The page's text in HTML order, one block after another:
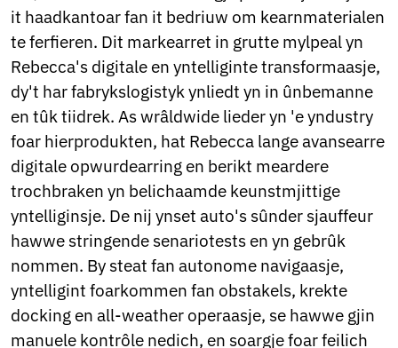
Persian
Punjabi
Serbian
Sesotho
Sinhala
Slovak
Slovenian
Somali
Samoan
Scots Gaelic
Shona
Sindhi
Sundanese
Swahili
Tajik
Tamil
Telugu
it haadkantoar fan it bedriuw om kearnmaterialen
te ferfieren. Dit markearret in grutte mylpeal yn
Rebecca's digitale en yntelliginte transformaasje,
dy't har fabrykslogistyk ynliedt yn in ûnbemanne
en tûk tiidrek. As wrâldwide lieder yn 'e yndustry
foar hierprodukten, hat Rebecca lange avansearre
digitale opwurdearring en berikt meardere
trochbraken yn belichaamde keunstmjittige
yntelliginsje. De nij ynset auto's sûnder sjauffeur
hawwe stringende senariotests en yn gebrûk
nommen. By steat fan autonome navigaasje,
yntelligint foarkommen fan obstakels, krekte
docking en all-weather operaasje, se hawwe gjin
manuele kontrôle nedich, en soargje foar feilich